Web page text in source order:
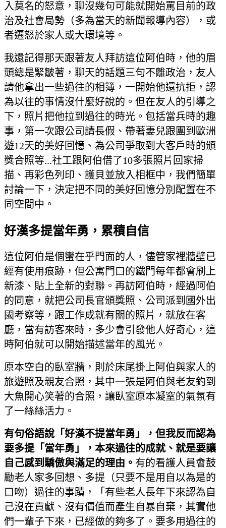
入莫名的怒意，聊沒幾句可能就開始罵目前的政
治及社會局勢（多為當天的新聞報導內容），或
者遷怒於家人或大環境等。
我還記得那天跟著友人拜訪這位阿伯時，他的眉
頭總是緊皺著，聊天的話題三句不離政治，友人
請他拿出一些過往的相簿，一開始他還抗拒，認
為以往的事情沒什麼好說的。但在友人的引導之
下，照片把他拉到過往的時光。包括當兵時的趣
事，第一次跟公司請長假、帶著妻兒跟團到歐洲
遊12天的美好回憶、為公司爭取到大客戶時的頒
獎合照等...社工跟阿伯借了10多張照片回家掃
描、再彩色列印、護貝並放入相框中，我們簡單
討論一下，決定把不同的美好回憶分別配置在不
同空間中。
好漢多提當年勇，累積自信
這位阿伯是個蠻在乎門面的人，儘管家裡牆壁已
經有使用痕跡，但公寓門口的鐵門每年都會刷上
新漆、貼上全新的對聯。再訪阿伯時，經過阿伯
的同意，就把公司長官頒獎照、公司派到國外出
國考察等，跟工作成就有關的照片，就放在客
廳，當有訪客來時，多少會引發他人好奇心，這
時阿伯就可以開始描述當年的風光。
原本空白的臥室牆，則於床尾掛上阿伯與家人的
旅遊照及親友合照，其中一張是阿伯與老友釣到
大魚開心笑著的合照，讓臥室原本凝窒的氣氛有
了一絲絲活力。
有句俗語說「好漢不提當年勇」，但我反而認為
要多提「當年勇」，本來過往的成就、就是要讓
自己感到驕傲與滿足的理由。 有的看護人員會鼓
勵老人家多回想、多提（只要不是用自以為是的
口吻）過往的事蹟，「有些老人長年下來認為自
己沒在貢獻、沒有價值而產生自暴自棄，其實他
們一輩子下來，已經做的夠多了。要多用過往的